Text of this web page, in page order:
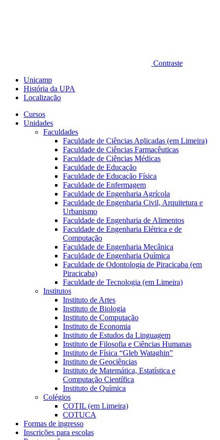
Contraste
Unicamp
História da UPA
Localização
Cursos
Unidades
Faculdades
Faculdade de Ciências Aplicadas (em Limeira)
Faculdade de Ciências Farmacêuticas
Faculdade de Ciências Médicas
Faculdade de Educação
Faculdade de Educação Física
Faculdade de Enfermagem
Faculdade de Engenharia Agrícola
Faculdade de Engenharia Civil, Arquitetura e
Urbanismo
Faculdade de Engenharia de Alimentos
Faculdade de Engenharia Elétrica e de
Computação
Faculdade de Engenharia Mecânica
Faculdade de Engenharia Química
Faculdade de Odontologia de Piracicaba (em
Piracicaba)
Faculdade de Tecnologia (em Limeira)
Institutos
Instituto de Artes
Instituto de Biologia
Instituto de Computação
Instituto de Economia
Instituto de Estudos da Linguagem
Instituto de Filosofia e Ciências Humanas
Instituto de Física “Gleb Wataghin”
Instituto de Geociências
Instituto de Matemática, Estatística e
Computação Científica
Instituto de Química
Colégios
COTIL (em Limeira)
COTUCA
Formas de ingresso
Inscrições para escolas